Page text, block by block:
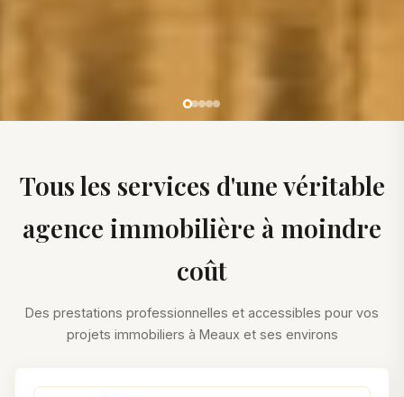
Tous les services d'une véritable
agence immobilière à moindre
coût
Des prestations professionnelles et accessibles pour vos
projets immobiliers à Meaux et ses environs